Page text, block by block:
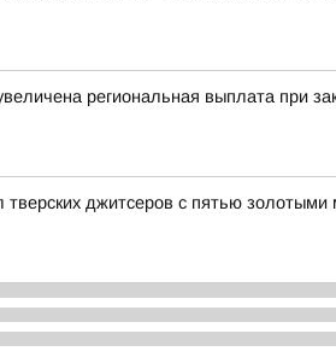
региональная выплата при
тверских джитсеров с пятью